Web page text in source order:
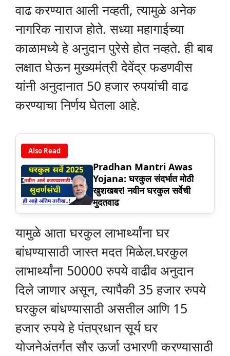
वाढ करण्यात आली नव्हती, त्यामुळे अनेक
नागरिक नाराज होते. सध्या महागाईच्या
काळामध्ये हे अनुदान पुरेसे होत नव्हते. ही बाब
लक्षात घेऊन मुख्यमंत्री देवेंद्र फडणवीस
यांनी अनुदानात 50 हजार रुपयांची वाढ
करण्याचा निर्णय घेतला आहे.
Also Read
Pradhan Mantri Awas
Yojana: घरकुल संदर्भात मोठी
खुशखबर! नवीन घरकुल सर्वेची
मुदतवाढ
यामुळे आता घरकुल लाभार्थ्यांना घर
बांधण्यासाठी जास्त मदत मिळेल.घरकुल
लाभार्थ्यांना 50000 रुपये वाढीव अनुदान
दिले जाणार असून, त्यापैकी 35 हजार रुपये
घरकुल बांधण्यासाठी असतील आणि 15
हजार रुपये हे पंतप्रधान सूर्य घर
योजनेअंतर्गत सौर ऊर्जा उभारणी करण्यासाठी